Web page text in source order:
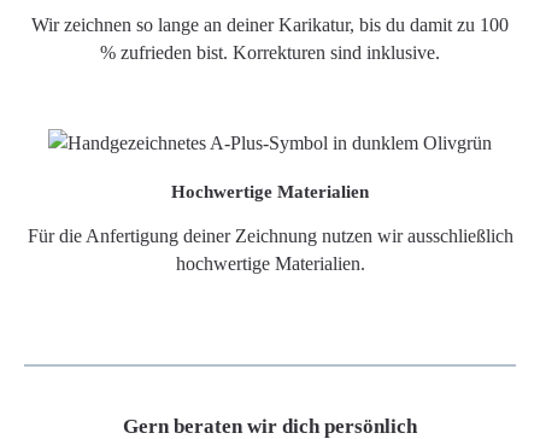
Wir zeichnen so lange an deiner Karikatur, bis du damit zu 100
% zufrieden bist. Korrekturen sind inklusive.
Hochwertige Materialien
Für die Anfertigung deiner Zeichnung nutzen wir ausschließlich
hochwertige Materialien.
Gern beraten wir dich persönlich